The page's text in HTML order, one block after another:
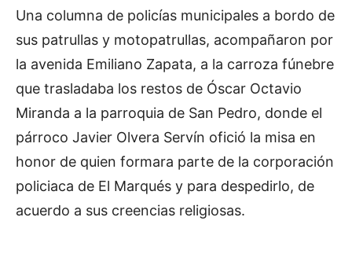
Una columna de policías municipales a bordo de
sus patrullas y motopatrullas, acompañaron por
la avenida Emiliano Zapata, a la carroza fúnebre
que trasladaba los restos de Óscar Octavio
Miranda a la parroquia de San Pedro, donde el
párroco Javier Olvera Servín ofició la misa en
honor de quien formara parte de la corporación
policiaca de El Marqués y para despedirlo, de
acuerdo a sus creencias religiosas.